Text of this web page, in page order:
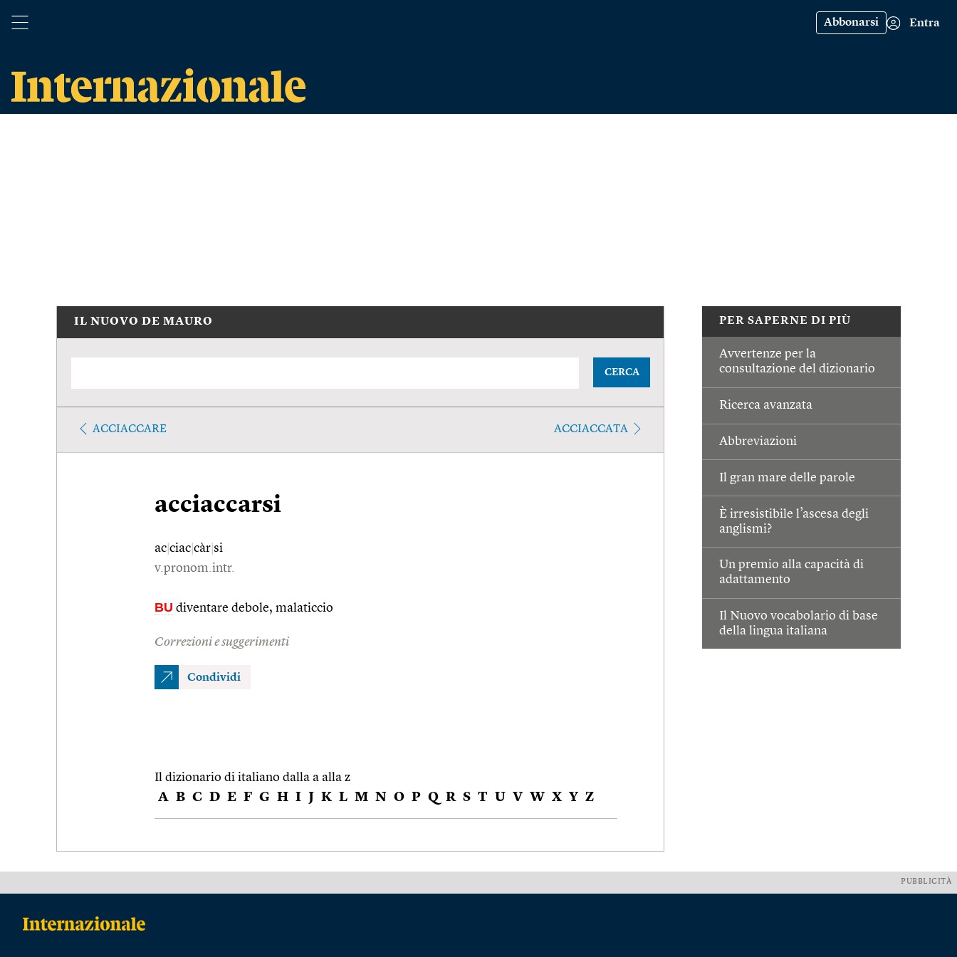
Abbonarsi Entra
PER SAPERNE DI PIÙ
Avvertenze per la
consultazione del dizionario
Ricerca avanzata
Abbreviazioni
Il gran mare delle parole
È irresistibile l’ascesa degli
anglismi?
Un premio alla capacità di
adattamento
Il Nuovo vocabolario di base
della lingua italiana
IL NUOVO DE MAURO
CERCA
ACCIACCARE ACCIACCATA
acciaccarsi
ac ciac càr si
v.pronom.intr.
BU diventare debole, malaticcio
Correzioni e suggerimenti
Condividi
Il dizionario di italiano dalla a alla z
A B C D E F G H I J K L M N O P Q R S T U V W X Y Z
PUBBLICITÀ